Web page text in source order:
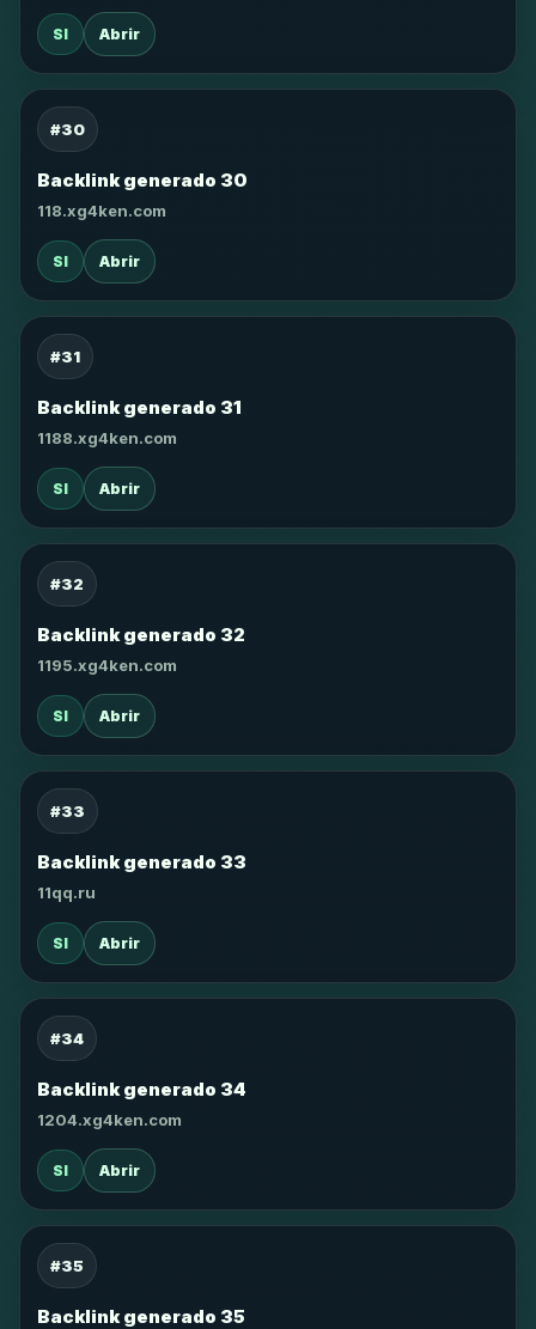
SI Abrir
#30
Backlink generado 30
118.xg4ken.com
SI Abrir
#31
Backlink generado 31
1188.xg4ken.com
SI Abrir
#32
Backlink generado 32
1195.xg4ken.com
SI Abrir
#33
Backlink generado 33
11qq.ru
SI Abrir
#34
Backlink generado 34
1204.xg4ken.com
SI Abrir
#35
Backlink generado 35